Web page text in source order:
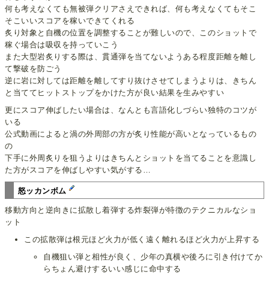
何も考えなくても無被弾クリアさえできれば、何も考えなくてもそこ
そこいいスコアを稼いできてくれる
炙り対象と自機の位置を調整することが難しいので、このショットで
稼ぐ場合は吸収を持っていこう
また大型岩炙りする際は、貫通弾を当てないようある程度距離を離し
て撃破を防ごう
逆に岩に対しては距離を離してすり抜けさせてしまうよりは、きちん
と当ててヒットストップをかけた方が良い結果を生みやすい
更にスコア伸ばしたい場合は、なんとも言語化しづらい独特のコツが
いる
公式動画によると渦の外周部の方が炙り性能が高いとなっているもの
の
下手に外周炙りを狙うよりはきちんとショットを当てることを意識し
た方がスコアを伸ばしやすい気がする…
怒ッカンボム
移動方向と逆向きに拡散し着弾する炸裂弾が特徴のテクニカルなショ
ット
この拡散弾は根元ほど火力が低く遠く離れるほど火力が上昇する
自機狙い弾と相性が良く、少年の真横や後ろに引き付けてか
らちょん避けするいい感じに命中する